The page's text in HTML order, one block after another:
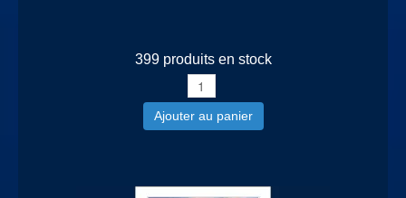
399 produits en stock
Ajouter au panier